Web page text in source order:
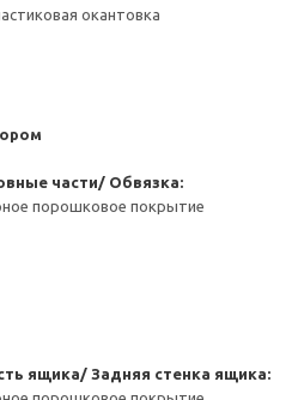
окантовка
части/ Обвязка:
порошковое покрытие
ящика/ Задняя стенка ящика: